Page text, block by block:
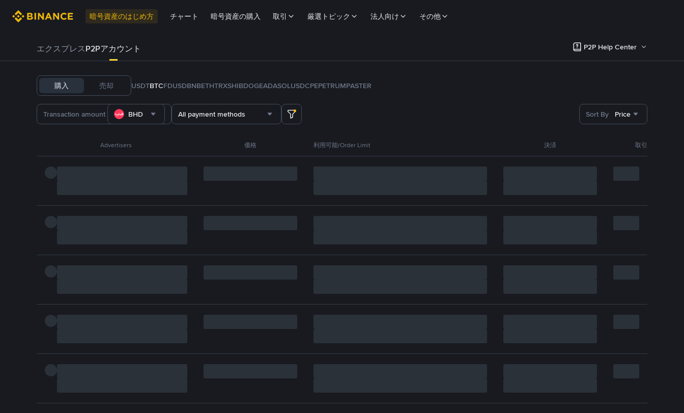
暗号資産のはじめ方 チャート 暗号資産の購入 取引 厳選トピック 法人向け その他
エクスプレスP2Pアカウント P2P Help Center
購入 売却 USDTBTCFDUSDBNBETHTRXSHIBDOGEADASOLUSDCPEPETRUMPASTER
BHD All payment methods Sort By Price
Advertisers 価格 利用可能/Order Limit 決済 取引